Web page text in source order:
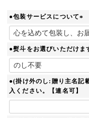
●包装サービスについて
(
必
須
)
●熨斗をお選びいただけ
●(掛け外のし:贈り主名記
入ください。【連名可】